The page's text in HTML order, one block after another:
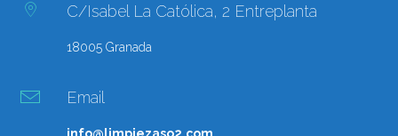
C/Isabel La Católica, 2 Entreplanta
18005 Granada
Email
info@limpiezaso2.com